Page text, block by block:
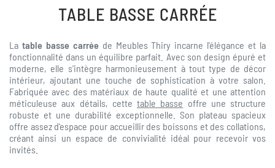
TABLE BASSE CARRÉE
La table basse carrée de Meubles Thiry incarne l'élégance et la
fonctionnalité dans un équilibre parfait. Avec son design épuré et
moderne, elle s'intègre harmonieusement à tout type de décor
intérieur, ajoutant une touche de sophistication à votre salon.
Fabriquée avec des matériaux de haute qualité et une attention
méticuleuse aux détails, cette table basse offre une structure
robuste et une durabilité exceptionnelle. Son plateau spacieux
offre assez d'espace pour accueillir des boissons et des collations,
créant ainsi un espace de convivialité idéal pour recevoir vos
invités.